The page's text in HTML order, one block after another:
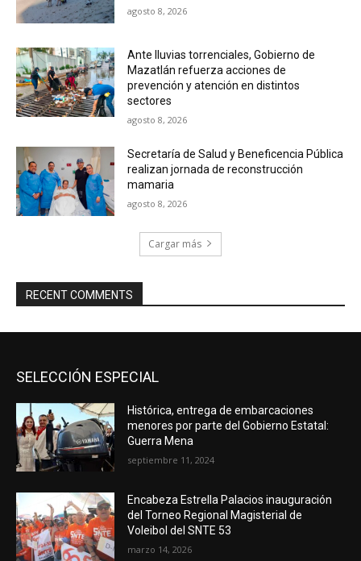
agosto 8, 2026
Ante lluvias torrenciales, Gobierno de
Mazatlán refuerza acciones de
prevención y atención en distintos
sectores
agosto 8, 2026
Secretaría de Salud y Beneficencia Pública
realizan jornada de reconstrucción
mamaria
agosto 8, 2026
Cargar más
RECENT COMMENTS
SELECCIÓN ESPECIAL
Histórica, entrega de embarcaciones
menores por parte del Gobierno Estatal:
Guerra Mena
septiembre 11, 2024
Encabeza Estrella Palacios inauguración
del Torneo Regional Magisterial de
Voleibol del SNTE 53
marzo 14, 2026